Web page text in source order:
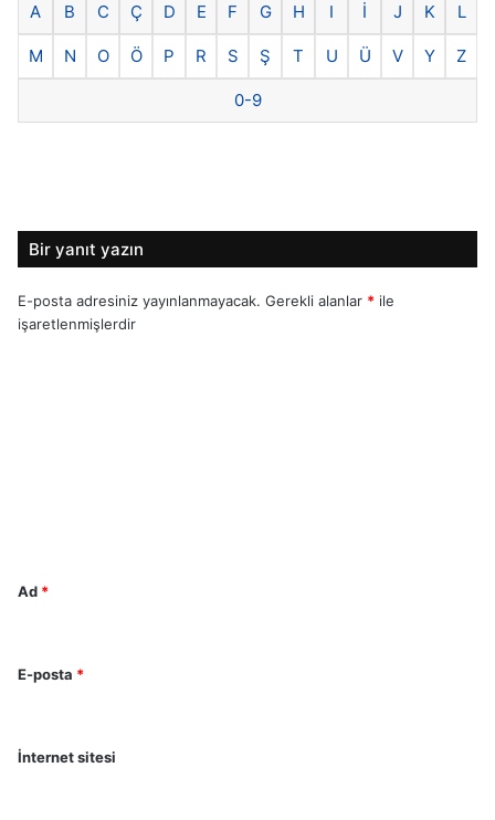
A B C Ç D E F G H I İ J K L
M N O Ö P R S Ş T U Ü V Y Z
0-9
Bir yanıt yazın
E-posta adresiniz yayınlanmayacak. Gerekli alanlar * ile
işaretlenmişlerdir
Ad *
E-posta *
İnternet sitesi